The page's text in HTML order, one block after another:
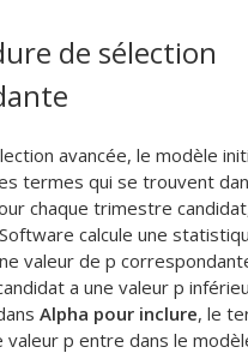
de sélection
avancée, le modèle
termes qui se trouvent
chaque trimestre
calcule une
valeur de p
a une valeur p
Alpha pour inclure, le
p entre dans le